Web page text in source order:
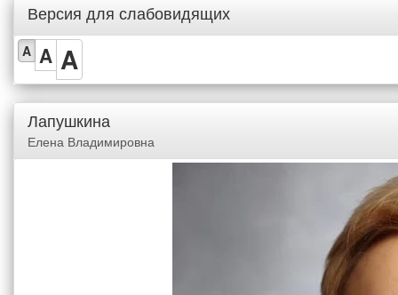
Версия для слабовидящих
A A A
Лапушкина
Елена Владимировна